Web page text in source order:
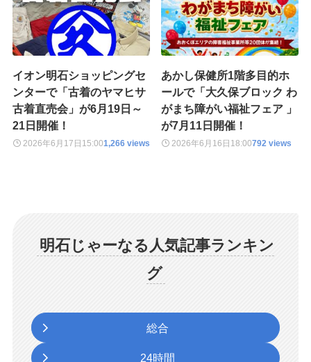
イオン明石ショッピングセ
ンターで「古着のヤマヒサ
古着直売会」が6月19日～
21日開催！
2026年6月17日 15:001,266 views
あかし保健所1階多目的ホ
ールで「大久保ブロック わ
がまち障がい福祉フェア 」
が7月11日開催！
2026年6月16日 18:00792 views
明石じゃーなる人気記事ランキン
グ
総合
24時間